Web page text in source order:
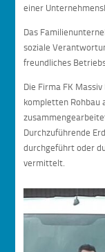
einer
Das
soziale
freundliches
Die Firma FK
kompletten Rohbau
Durchzuführende
durchgeführt oder
vermittelt.